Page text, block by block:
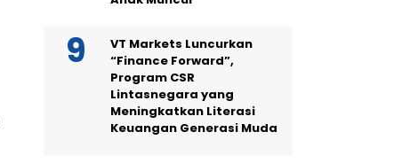
VT Markets Luncurkan
“Finance Forward”,
Program CSR
Lintasnegara yang
Meningkatkan Literasi
Keuangan Generasi Muda